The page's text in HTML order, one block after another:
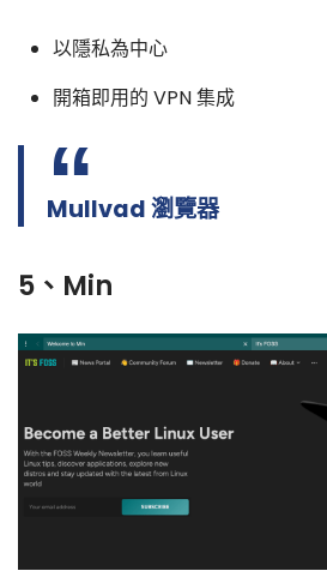
以隱私為中心
開箱即用的 VPN 集成
Mullvad 瀏覽器
5、Min